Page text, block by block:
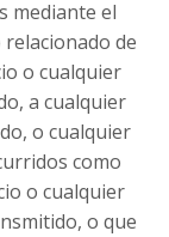
mediante el
de
o cualquier
a cualquier
o cualquier
como
o cualquier
o que